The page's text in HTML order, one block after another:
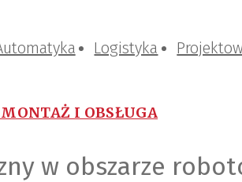
Logistyka
I OBSŁUGA
w obszarze